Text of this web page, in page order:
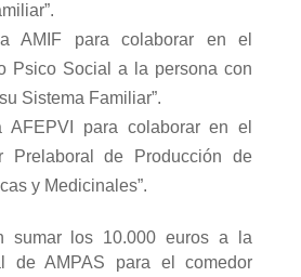
AMIF para colaborar en el
Psico Social a la persona con
Sistema Familiar”.
AFEPVI para colaborar en el
Prelaboral de Producción de
y Medicinales”.
sumar los 10.000 euros a la
de AMPAS para el comedor